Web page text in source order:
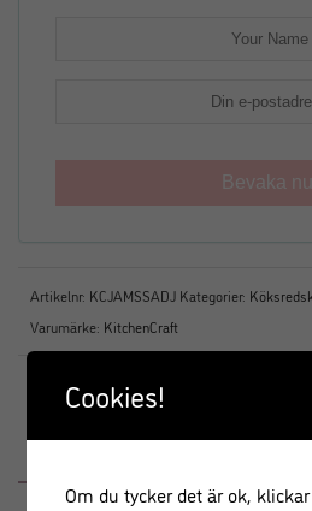
Bevaka
Artikelnr: KCJAMSSADJ Kategorier:
Varumärke: KitchenCraft
Cookies!
Om du tycker det är ok,